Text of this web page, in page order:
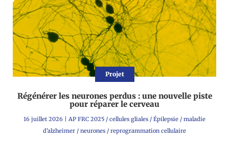
Projet
Régénérer les neurones perdus : une nouvelle piste
pour réparer le cerveau
16 juillet 2026 | AP FRC 2025 / cellules gliales / Épilepsie / maladie
d'alzheimer / neurones / reprogrammation cellulaire